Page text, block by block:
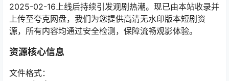
2025-02-16上线后持续引发观剧热潮。现已由本站收录并
上传至夸克网盘，我们为您提供高清无水印版本短剧资
源，所有内容均通过安全检测，保障流畅观影体验。
资源核心信息
文件格式：